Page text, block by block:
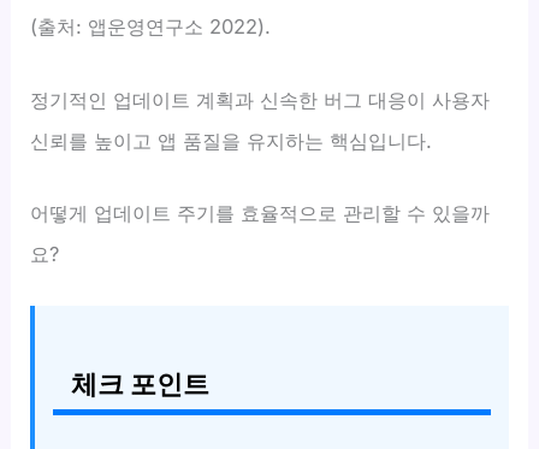
(출처: 앱운영연구소 2022).
정기적인 업데이트 계획과 신속한 버그 대응이 사용자
신뢰를 높이고 앱 품질을 유지하는 핵심입니다.
어떻게 업데이트 주기를 효율적으로 관리할 수 있을까
요?
체크 포인트